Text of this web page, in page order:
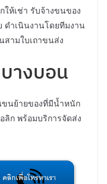
ให้เช่า รับจ้างขนของ
ดำเนินงานโดยทีมงาน
ามใบเถาขนส่ง
างบอน
ขนย้ายของที่มีน้ำหนัก
ก พร้อมบริการจัดส่ง